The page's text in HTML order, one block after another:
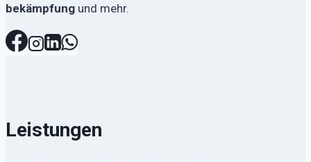
bekämpfung und mehr.
Leistungen